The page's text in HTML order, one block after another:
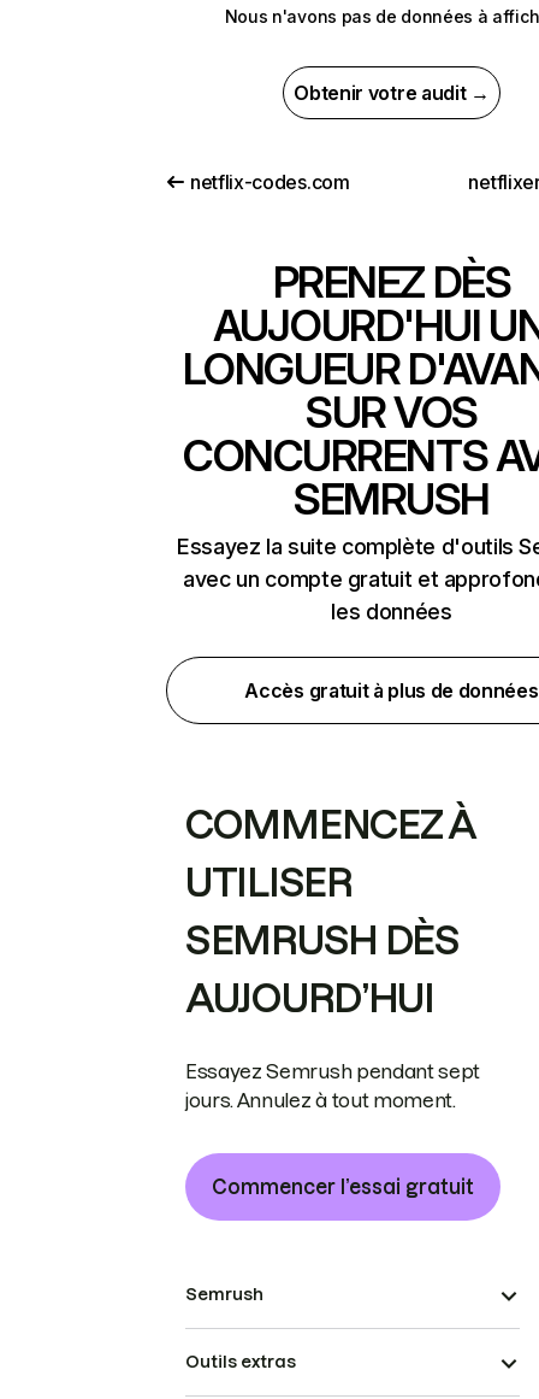
Nous n'avons pas de données à
Obtenir votre audit →
netflix-codes.com
PRENEZ DÈS
AUJOURD'HUI
LONGUEUR
SUR VOS
CONCURRENTS
SEMRUSH
Essayez la suite complète d'outils
avec un compte gratuit et
les données
Accès gratuit à plus de données
COMMENCEZ À
UTILISER
SEMRUSH DÈS
AUJOURD’HUI
Essayez Semrush pendant sept
jours. Annulez à tout moment.
Commencer l’essai gratuit
Semrush
Outils extras